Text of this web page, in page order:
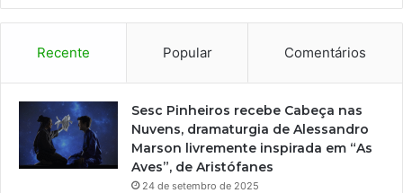
Recente Popular Comentários
Sesc Pinheiros recebe Cabeça nas
Nuvens, dramaturgia de Alessandro
Marson livremente inspirada em “As
Aves”, de Aristófanes
24 de setembro de 2025